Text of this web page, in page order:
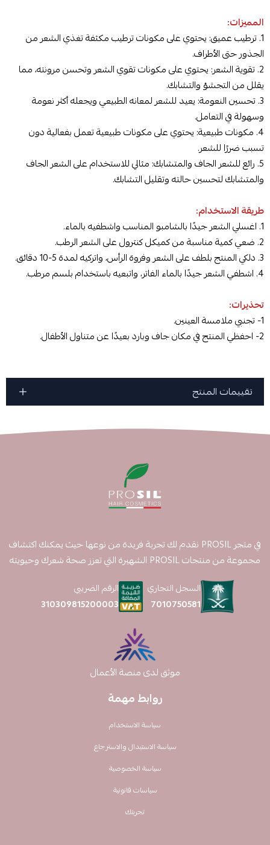
المميزات:
1. ترطيب عميق: يحتوي على مكونات ترطيب مكثفة تغذي الشعر من
الجذور حتى الأطراف.
2. تقوية الشعر: يحتوي على مكونات تقوي الشعر وتحسن مرونته، مما
يقلل من التجشؤ والتشابك.
3. تحسين النعومة: يعيد للشعر لمعانه الطبيعي ويجعله أكثر نعومة
وسهولة في التعامل.
4. مكونات طبيعية: يحتو
ي على مكونات طبيعية تعمل بفعالية دون
تسبب ضررًا للشعر.
5. رائع للشعر الجاف والمتشابك: مثالي للاستخدام على الشعر الجاف
والمتشابك لتحسين حالته وتقليل التشابك.
طريقة الاستخدام:
1. اغسلي الشعر جيدًا بالشامبو المناسب واشطفيه بالماء.
2. ضعي كمية مناسبة من كميكل كنترول على الشعر الرطب.
3. دلكي المنتج بلطف على الشعر وفروة الرأس، واتركيه لمدة 5-10 دقائق.
4. اشطفي الشعر جيدًا بالماء الفاتر، واتبعيه باستخدام بلسم مرطب.
تحذيرات:
1- تجنبي ملامسة العينين.
2- احفظي المنتج في مكان جاف وبارد بعيدًا عن متناول الأطفال.
تقييمات المنتج
روابط مهمة
سياسة الاستخدام
سياسة الاستبدال والاسترجاع
سياسة الخصوصية
سياسات قانونية
تجربتك
في متجر PROSIL نقدم لك تجربة فريدة من نوعها حيث يمكنك اكتشاف
مجموعة من منتجات PROSIL الشهيرة التي تعزز صحة شعرك وحيويته
السجل التجاري
7010750581
الرقم الضريبي
310309815200003
موثق لدى منصة الأعمال